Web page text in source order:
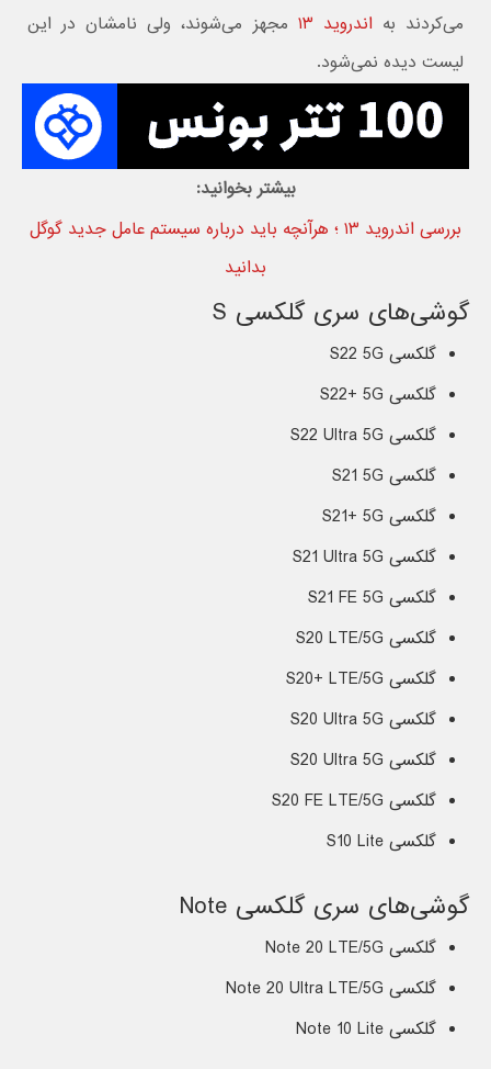
می‌کردند به اندروید ۱۳
مجهز می‌شوند، ولی نامشان در این
لیست دیده نمی‌شود.
بیشتر بخوانید:
بررسی اندروید ۱۳ ؛ هرآنچه باید درباره سیستم عامل جدید گوگل
بدانید
گوشی‌های سری گلکسی S
گلکسی S22 5G
گلکسی S22+ 5G
گلکسی S22 Ultra 5G
گلکسی S21 5G
گلکسی S21+ 5G
گلکسی S21 Ultra 5G
گلکسی S21 FE 5G
گلکسی S20 LTE/5G
گلکسی S20+ LTE/5G
گلکسی S20 Ultra 5G
گلکسی S20 Ultra 5G
گلکسی S20 FE LTE/5G
گلکسی S10 Lite
گوشی‌های سری گلکسی Note
گلکسی Note 20 LTE/5G
گلکسی Note 20 Ultra LTE/5G
گلکسی Note 10 Lite